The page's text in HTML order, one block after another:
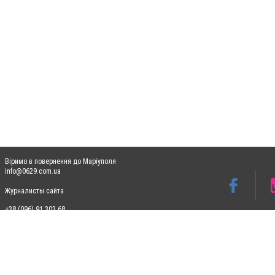
Віримо в повернення до Маріуполя
info@0629.com.ua
Журналисты сайта
+38 (096) 91 303 68